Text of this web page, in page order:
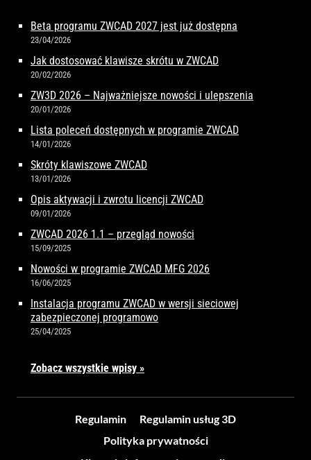
Beta programu ZWCAD 2027 jest już dostępna
23/04/2026
Jak dostosować klawisze skrótu w ZWCAD
20/02/2026
ZW3D 2026 – Najważniejsze nowości i ulepszenia
20/01/2026
Lista poleceń dostępnych w programie ZWCAD
14/01/2026
Skróty klawiszowe ZWCAD
13/01/2026
Opis aktywacji i zwrotu licencji ZWCAD
09/01/2026
ZWCAD 2026 1.1 – przegląd nowości
15/09/2025
Nowości w programie ZWCAD MFG 2026
16/06/2025
Instalacja programu ZWCAD w wersji sieciowej
zabezpieczonej programowo
25/04/2025
Zobacz wszystkie wpisy »
Regulamin
Regulamin usług 3D
Polityka prywatności